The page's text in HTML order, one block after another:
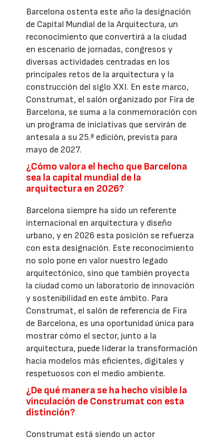
Barcelona ostenta este año la designación
de Capital Mundial de la Arquitectura, un
reconocimiento que convertirá a la ciudad
en escenario de jornadas, congresos y
diversas actividades centradas en los
principales retos de la arquitectura y la
construcción del siglo XXI. En este marco,
Construmat, el salón organizado por Fira de
Barcelona, se suma a la conmemoración con
un programa de iniciativas que servirán de
antesala a su 25.ª edición, prevista para
mayo de 2027.
¿Cómo valora el hecho que Barcelona
sea la capital mundial de la
arquitectura en 2026?
Barcelona siempre ha sido un referente
internacional en arquitectura y diseño
urbano, y en 2026 esta posición se refuerza
con esta designación. Este reconocimiento
no solo pone en valor nuestro legado
arquitectónico, sino que también proyecta
la ciudad como un laboratorio de innovación
y sostenibilidad en este ámbito. Para
Construmat, el salón de referencia de Fira
de Barcelona, es una oportunidad única para
mostrar cómo el sector, junto a la
arquitectura, puede liderar la transformación
hacia modelos más eficientes, digitales y
respetuosos con el medio ambiente.
¿De qué manera se ha hecho visible la
vinculación de Construmat con esta
distinción?
Construmat está siendo un actor